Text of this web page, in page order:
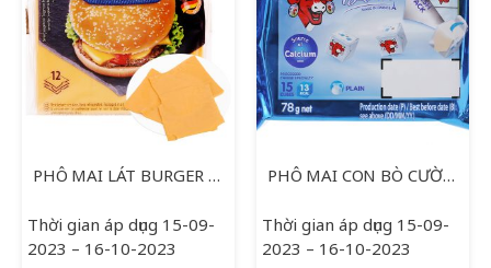
PHÔ MAI LÁT BURGER 200G
Thời gian áp dụng 15-09-
2023 – 16-10-2023
PHÔ MAI CON BÒ CƯỜI BEL PLAIN 78G
Thời gian áp dụng 15-09-
2023 – 16-10-2023